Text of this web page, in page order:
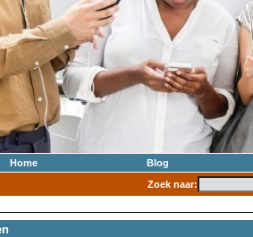
Home
Blog
Zoek naar: